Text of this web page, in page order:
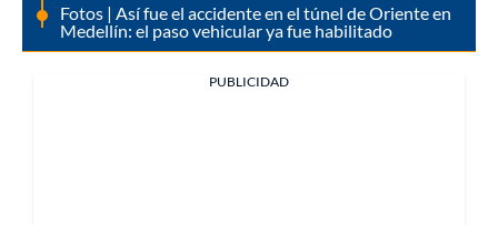
Fotos | Así fue el accidente en el túnel de Oriente en
Medellín: el paso vehicular ya fue habilitado
PUBLICIDAD